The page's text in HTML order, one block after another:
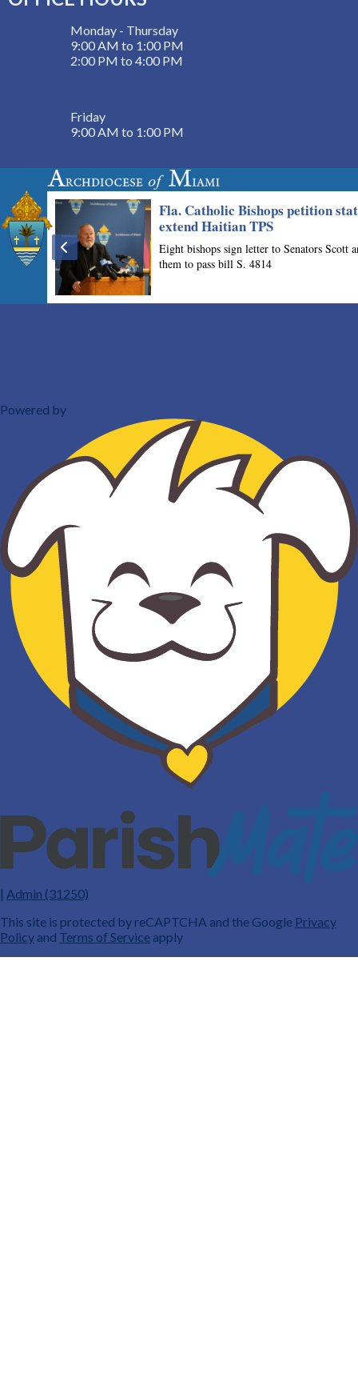
Monday - Thursday
9:00 AM to 1:00 PM
2:00 PM to 4:00 PM
Friday
9:00 AM to 1:00 PM
Powered by
| Admin (31250)
This site is protected by reCAPTCHA and the Google Privacy
Policy and Terms of Service apply